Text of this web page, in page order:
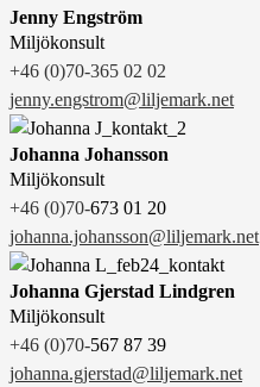
Jenny Engström
Miljökonsult
+46 (0)70-365 02 02
jenny.engstrom@liljemark.net
Johanna Johansson
Miljökonsult
+46 (0)70-673 01 20
johanna.johansson@liljemark.net
Johanna Gjerstad Lindgren
Miljökonsult
+46 (0)70-567 87 39
johanna.gjerstad@liljemark.net